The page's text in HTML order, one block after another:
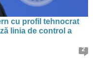
cu profil tehnocrat
linia de control a
2